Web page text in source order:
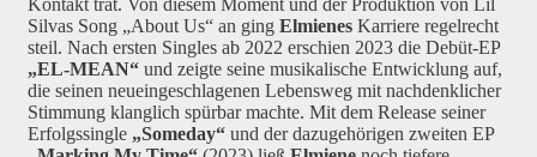
Kontakt trat. Von diesem Moment und der Produktion von Lil
Silvas Song „About Us“ an ging Elmienes Karriere regelrecht
steil. Nach ersten Singles ab 2022 erschien 2023 die Debüt-EP
„EL-MEAN“ und zeigte seine musikalische Entwicklung auf,
die seinen neueingeschlagenen Lebensweg mit nachdenklicher
Stimmung klanglich spürbar machte. Mit dem Release seiner
Erfolgssingle „Someday“ und der dazugehörigen zweiten EP